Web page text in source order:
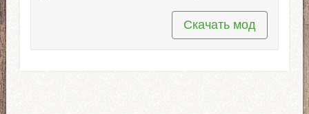
Скачать мод